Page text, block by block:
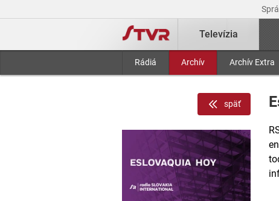
Televízia
Rádiá Archív Archív Extra
späť